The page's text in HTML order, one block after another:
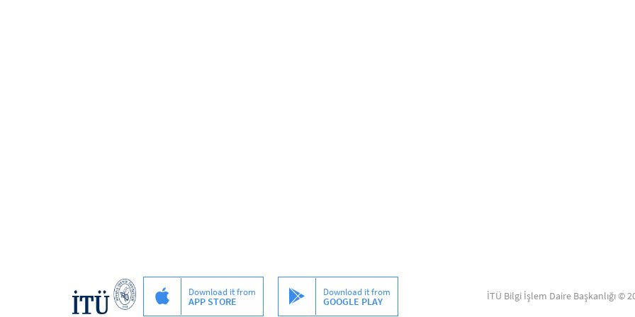
Download it from
APP STORE
Download it from
GOOGLE PLAY İTÜ Bilgi İşlem Daire Başkanlığı ©